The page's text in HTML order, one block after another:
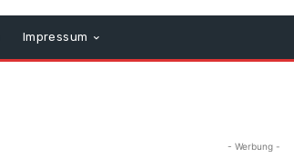
Impressum
- Werbung -